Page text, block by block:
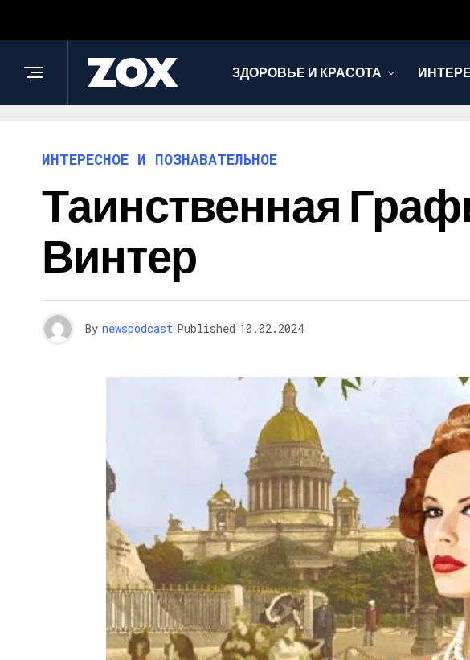
ЗДОРОВЬЕ И КРАСОТА
ИНТЕРЕСНОЕ И ПОЗНАВАТЕЛЬНОЕ
Таинственная
Винтер
By newspodcast Published 10.02.2024